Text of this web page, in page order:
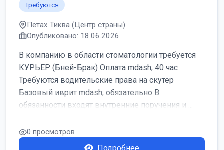
Требуются
Петах Тиква (Центр страны)
Опубликовано: 18.06.2026
В компанию в области стоматологии требуется
КУРЬЕР (Бней-Брак) Оплата mdash; 40 час
Требуются водительские права на скутер
Базовый иврит mdash; обязательно В
обязанности входят внутренние поручения и ...
0 просмотров